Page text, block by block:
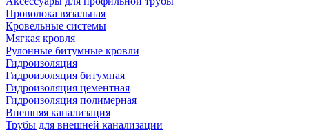
Проволока вязальная
Кровельные системы
Мягкая кровля
Рулонные битумные кровли
Гидроизоляция
Гидроизоляция битумная
Гидроизоляция цементная
Гидроизоляция полимерная
Внешняя канализация
Трубы для внешней канализации